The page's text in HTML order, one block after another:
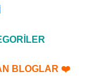
BLOGLAR ❤️